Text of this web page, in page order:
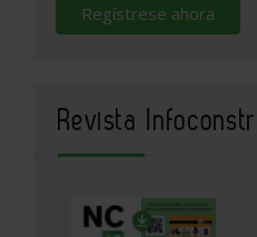
Regístrese ahora
Revista